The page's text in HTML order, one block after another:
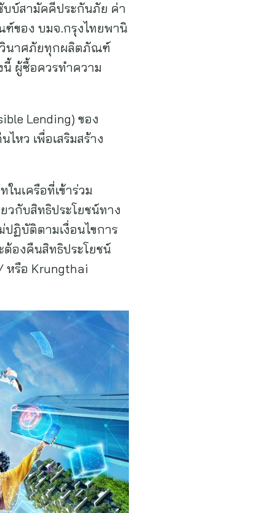
บบ์สามัคคีประกันภัย ค่า
ของ บมจ.กรุงไทยพานิ
วินาศภัยทุกผลิตภัณฑ์
นี้ ผู้ซื้อควรทำความ
Lending) ของ
หว เพื่อเสริมสร้าง
นเครือที่เข้าร่วม
วกับสิทธิประโยชน์ทาง
ฏิบัติตามเงื่อนไขการ
องคืนสิทธิประโยชน์
หรือ Krungthai